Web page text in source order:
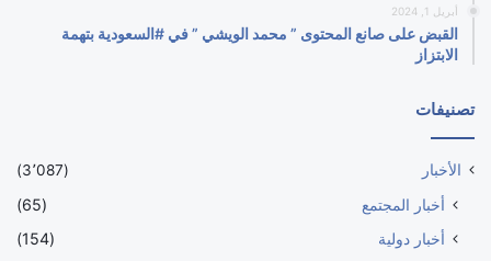
أبريل 1, 2024
القبض على صانع المحتوى ” محمد الويشي ” في #السعودية بتهمة
الابتزاز
تصنيفات
الأخبار (3٬087)
أخبار المجتمع
(65)
أخبار دولية
(154)